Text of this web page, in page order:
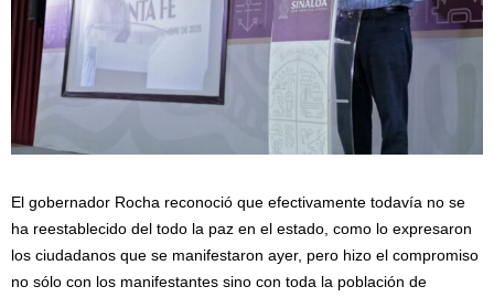
El gobernador Rocha reconoció que efectivamente todavía no se
ha reestablecido del todo la paz en el estado, como lo expresaron
los ciudadanos que se manifestaron ayer, pero hizo el compromiso
no sólo con los manifestantes sino con toda la población de